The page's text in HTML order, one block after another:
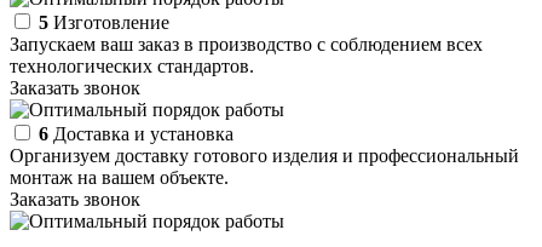
5 Изготовление
Запускаем ваш заказ в производство с соблюдением всех
технологических стандартов.
Заказать звонок
6 Доставка и установка
Организуем доставку готового изделия и профессиональный
монтаж на вашем объекте.
Заказать звонок